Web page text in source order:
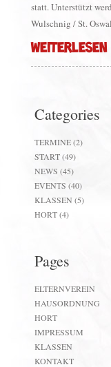
statt. Unterstützt
Wulschnig / St.
WEITERLESEN
Categories
TERMINE(2)
START(49)
NEWS (45)
EVENTS (40)
KLASSEN (5)
HORT(4)
Pages
ELTERNVEREIN
HAUSORDNUNG
HORT
IMPRESSUM
KLASSEN
KONTAKT